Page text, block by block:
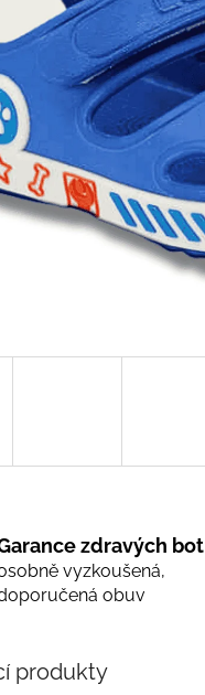
zdravých bot
vyzkoušená,
obuv
produkty